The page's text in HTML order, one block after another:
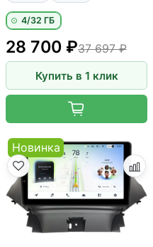
4/32 ГБ
37 697 ₽
28 700 ₽
Купить в 1 клик
Новинка